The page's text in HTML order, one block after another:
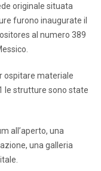
originale situata
furono inaugurate il
al numero 389
ospitare materiale
le strutture sono state
all’aperto, una
una galleria